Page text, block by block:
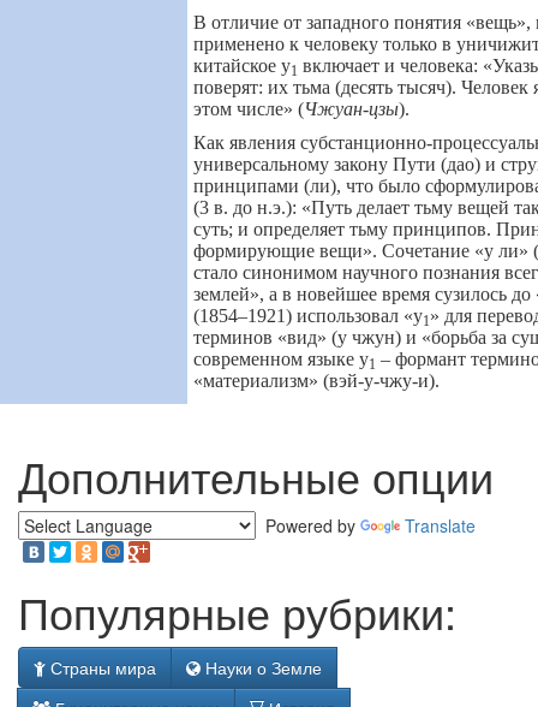
В отличие от западного понятия «вещь»,
применено к человеку только в
китайское у1 включает и человека:
поверят: их тьма (десять тысяч). Человек
этом числе» (Чжуан-цзы).
Как явления субстанционно-
универсальному закону Пути (дао) и
принципами (ли), что было
(3 в. до н.э.): «Путь делает тьму вещей
суть; и определяет тьму принципов.
формирующие вещи». Сочетание «у ли»
стало синонимом научного познания
землей», а в новейшее время сузилось
(1854–1921) использовал «у1» для
терминов «вид» (у чжун) и «борьба за
современном языке у1 – формант
«материализм» (вэй-у-чжу-и).
Дополнительные опции
Powered by Translate
Популярные рубрики:
Страны мира
Науки о Земле